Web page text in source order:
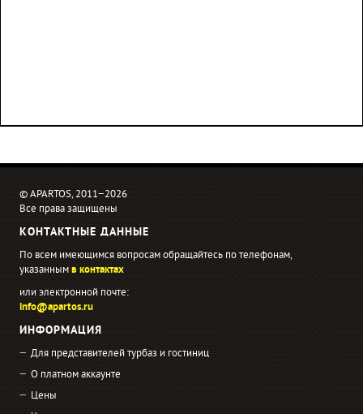
© APARTOS, 2011−2026
Все права защищены
КОНТАКТНЫЕ ДАННЫЕ
По всем имеющимся вопросам обращайтесь по телефонам,
указаннымв контактах
или электронной почте:
info@apartos.ru
ИНФОРМАЦИЯ
Для представителей турбаз и гостиниц
О платном аккаунте
Цены